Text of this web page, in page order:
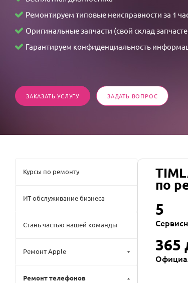
Ремонтируем типовые неисправности за 1 час
Оригинальные запчасти (свой склад
Гарантируем конфиденциальность
ЗАКАЗАТЬ УСЛУГУ ЗАДАТЬ ВОПРОС
по
5
365
Курсы по ремонту
ИТ обслуживание бизнеса
Стань частью нашей команды
Ремонт Apple
Ремонт телефонов